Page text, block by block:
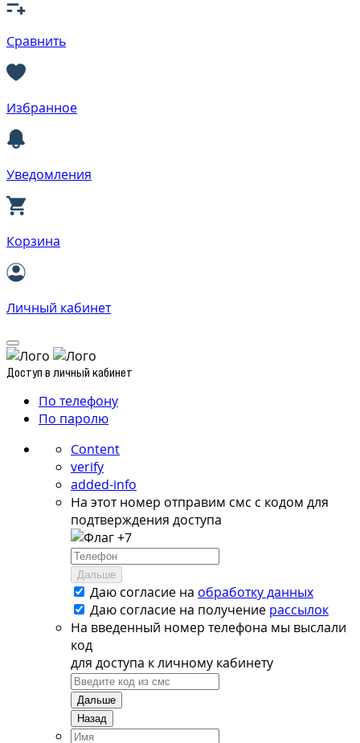
Сравнить
Избранное
Уведомления
Корзина
Личный кабинет
Доступ в личный кабинет
По телефону
По паролю
Content
verify
added-info
На этот номер отправим смс с кодом для
подтверждения доступа
+7
Дальше
Даю согласие на обработку данных
Даю согласие на получение рассылок
На введенный номер телефона мы выслали
код
для доступа к личному кабинету
Дальше
Назад